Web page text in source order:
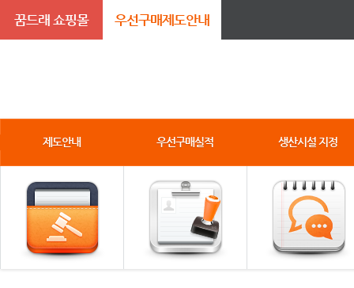
꿈드래 쇼핑몰 우선구매제도안내
제도안내 우선구매실적 생산시설 지정